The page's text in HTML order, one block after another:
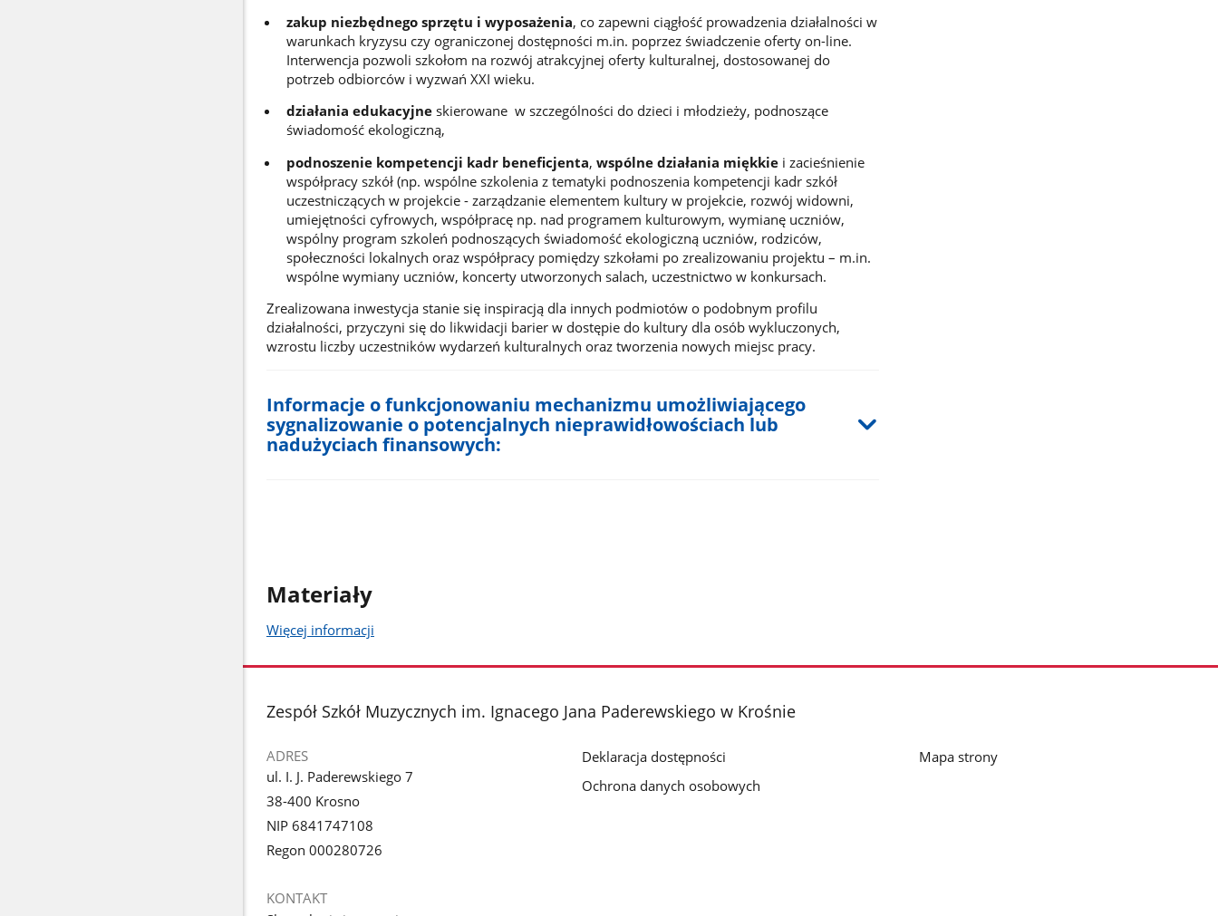
zakup niezbędnego sprzętu i wyposażenia, co zapewni ciągłość prowadzenia działalności w
warunkach kryzysu czy ograniczonej dostępności m.in. poprzez świadczenie oferty on-line.
Interwencja pozwoli szkołom na rozwój atrakcyjnej oferty kulturalnej, dostosowanej do
potrzeb odbiorców i wyzwań XXI wieku.
działania edukacyjneskierowane w szczególności do dzieci i młodzieży, podnoszące
świadomość ekologiczną,
podnoszenie kompetencji kadr beneficjenta, wspólne działania miękkiei zacieśnienie
współpracy szkół (np. wspólne szkolenia z tematyki podnoszenia kompetencji kadr szkół
uczestniczących w projekcie - zarządzanie elementem kultury w projekcie, rozwój widowni,
umiejętności cyfrowych, współpracę np. nad programem kulturowym, wymianę uczniów,
wspólny program szkoleń podnoszących świadomość ekologiczną uczniów, rodziców,
społeczności lokalnych oraz współpracy pomiędzy szkołami po zrealizowaniu projektu – m.in.
wspólne wymiany uczniów, koncerty utworzonych salach, uczestnictwo w konkursach.
Zrealizowana inwestycja stanie się inspiracją dla innych podmiotów o podobnym profilu
działalności, przyczyni się do likwidacji barier w dostępie do kultury dla osób wykluczonych,
wzrostu liczby uczestników wydarzeń kulturalnych oraz tworzenia nowych miejsc pracy.
Informacje o funkcjonowaniu mechanizmu umożliwiającego
sygnalizowanie o potencjalnych nieprawidłowościach lub
nadużyciach finansowych:
Materiały
Więcej informacji
stopka
Zespół Szkół Muzycznych im. Ignacego Jana Paderewskiego w Krośnie
ADRES
ul. I. J. Paderewskiego 7
38-400 Krosno
NIP 6841747108
Regon 000280726
KONTAKT
Deklaracja dostępności
Ochrona danych osobowych
Mapa strony